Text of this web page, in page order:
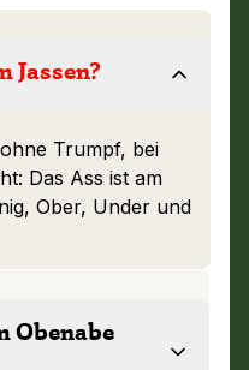
Jassen?
Trumpf, bei
Das Ass ist am
Ober, Under und
Obenabe